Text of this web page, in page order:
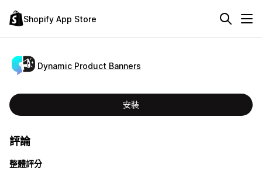
Shopify App Store
Dynamic Product Banners
安裝
評論
整體評分